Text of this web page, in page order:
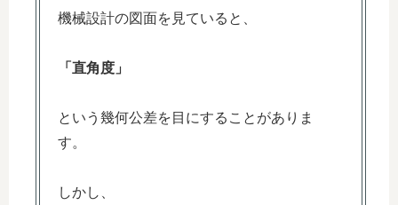
機械設計の図面を見ていると、
「直角度」
という幾何公差を目にすることがありま
す。
しかし、